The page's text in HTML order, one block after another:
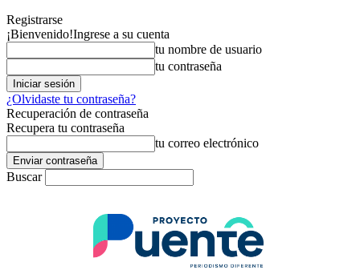
Registrarse
¡Bienvenido!Ingrese a su cuenta
tu nombre de usuario
tu contraseña
¿Olvidaste tu contraseña?
Recuperación de contraseña
Recupera tu contraseña
tu correo electrónico
Buscar